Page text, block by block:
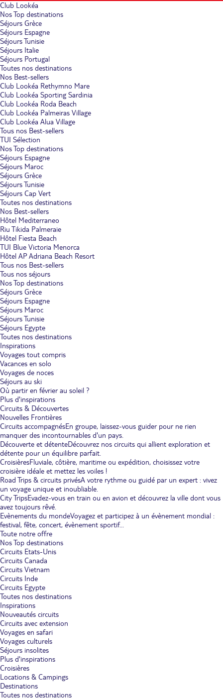
Club Lookéa
Nos Top destinations
Séjours Grèce
Séjours Espagne
Séjours Tunisie
Séjours Italie
Séjours Portugal
Toutes nos destinations
Nos Best-sellers
Club Lookéa Rethymno Mare
Club Lookéa Sporting Sardinia
Club Lookéa Roda Beach
Club Lookéa Palmeiras Village
Club Lookéa Alua Village
Tous nos Best-sellers
TUI Sélection
Nos Top destinations
Séjours Espagne
Séjours Maroc
Séjours Grèce
Séjours Tunisie
Séjours Cap Vert
Toutes nos destinations
Nos Best-sellers
Hôtel Mediterraneo
Riu Tikida Palmeraie
Hôtel Fiesta Beach
TUI Blue Victoria Menorca
Hôtel AP Adriana Beach Resort
Tous nos Best-sellers
Tous nos séjours
Nos Top destinations
Séjours Grèce
Séjours Espagne
Séjours Maroc
Séjours Tunisie
Séjours Egypte
Toutes nos destinations
Inspirations
Voyages tout compris
Vacances en solo
Voyages de noces
Séjours au ski
Où partir en février au soleil ?
Plus d'inspirations
Circuits & Découvertes
Nouvelles Frontières
Circuits accompagnésEn groupe, laissez-vous guider pour ne rien
manquer des incontournables d'un pays.
Découverte et détenteDécouvrez nos circuits qui allient exploration et
détente pour un équilibre parfait.
CroisièresFluviale, côtière, maritime ou expédition, choisissez votre
croisière idéale et mettez les voiles !
Road Trips & circuits privésA votre rythme ou guidé par un expert : vivez
un voyage unique et inoubliable.
City TripsEvadez-vous en train ou en avion et découvrez la ville dont vous
avez toujours rêvé.
Evènements du mondeVoyagez et participez à un évènement mondial :
festival, fête, concert, évènement sportif...
Toute notre offre
Nos Top destinations
Circuits Etats-Unis
Circuits Canada
Circuits Vietnam
Circuits Inde
Circuits Egypte
Toutes nos destinations
Inspirations
Nouveautés circuits
Circuits avec extension
Voyages en safari
Voyages culturels
Séjours insolites
Plus d'inspirations
Croisières
Locations & Campings
Destinations
Toutes nos destinations